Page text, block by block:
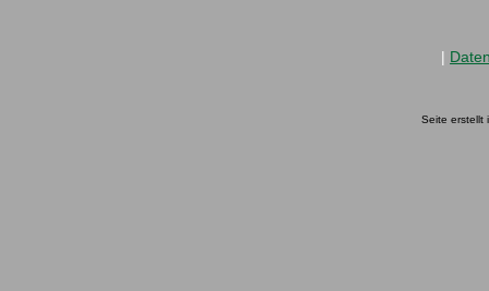
|
Seite erstellt